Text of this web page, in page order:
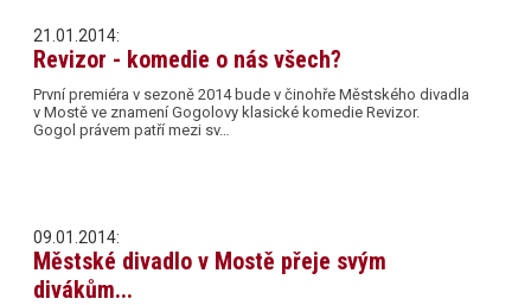
21.01.2014:
Revizor - komedie o nás všech?
První premiéra v sezoně 2014 bude v činohře Městského divadla
v Mostě ve znamení Gogolovy klasické komedie Revizor.
Gogol právem patří mezi sv…
09.01.2014:
Městské divadlo v Mostě přeje svým
divákům...